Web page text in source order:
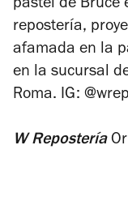
pastel de Bruce
repostería,
afamada en la
en la sucursal
Roma. IG:
W Repostería